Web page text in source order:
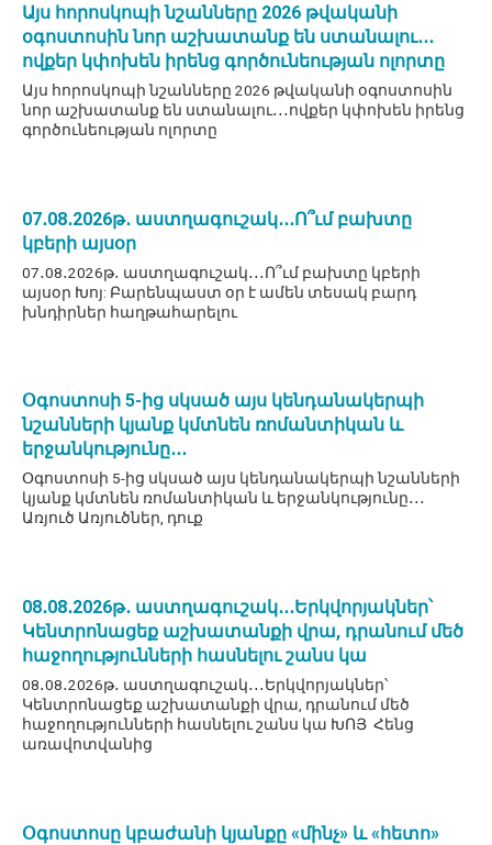
Այս հորոսկոպի նշանները 2026 թվականի
օգոստոսին նոր աշխատանք են ստանալու․․․
ովքեր կփոխեն իրենց գործունեության ոլորտը
Այս հորոսկոպի նշանները 2026 թվականի օգոստոսին
նոր աշխատանք են ստանալու․․․ովքեր կփոխեն իրենց
գործունեության ոլորտը
07․08․2026թ․ աստղագուշակ․․․Ո՞ւմ բախտը
կբերի այսօր
07․08․2026թ․ աստղագուշակ․․․Ո՞ւմ բախտը կբերի
այսօր Խոյ: Բարենպաստ օր է ամեն տեսակ բարդ
խնդիրներ հաղթահարելու
Օգոստոսի 5-ից սկսած այս կենդանակերպի
նշանների կյանք կմտնեն ռոմանտիկան և
երջանկությունը․․․
Օգոստոսի 5-ից սկսած այս կենդանակերպի նշանների
կյանք կմտնեն ռոմանտիկան և երջանկությունը․․․
Առյուծ Առյուծներ, դուք
08․08․2026թ․ աստղագուշակ․․․Երկվորյակներ՝
Կենտրոնացեք աշխատանքի վրա, դրանում մեծ
հաջողությունների հասնելու շանս կա
08․08․2026թ․ աստղագուշակ․․․Երկվորյակներ՝
Կենտրոնացեք աշխատանքի վրա, դրանում մեծ
հաջողությունների հասնելու շանս կա ԽՈՅ Հենց
առավոտվանից
Օգոստոսը կբաժանի կյանքը «մինչ» և «հետո»